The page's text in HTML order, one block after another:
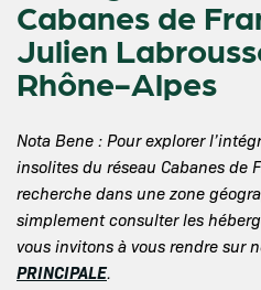
Cabanes de
Julien
Rhône-Alpes
Nota Bene : Pour explorer
insolites du réseau Cabanes de
recherche dans une zone
simplement consulter les
vous invitons à vous rendre sur
PRINCIPALE.